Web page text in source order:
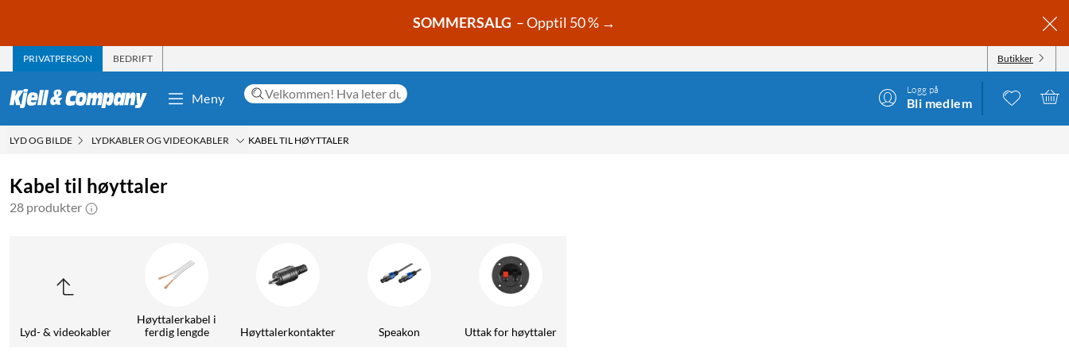
SOMMERSALG – Opptil 50 % →
PRIVATPERSON BEDRIFT Butikker
Meny
Logg på
Bli medlem
LYD OG BILDE LYDKABLER OG VIDEOKABLER KABEL TIL HØYTTALER
Kabel til høyttaler
28 produkter
Lyd- & videokabler
Høyttalerkabel i
ferdig lengde
Høyttalerkontakter Speakon Uttak for høyttaler